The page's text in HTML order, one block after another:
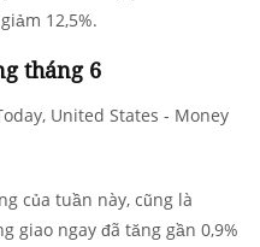
12,5%.
tháng 6
của tuần này, cũng là
giao ngay đã tăng gần 0,9%